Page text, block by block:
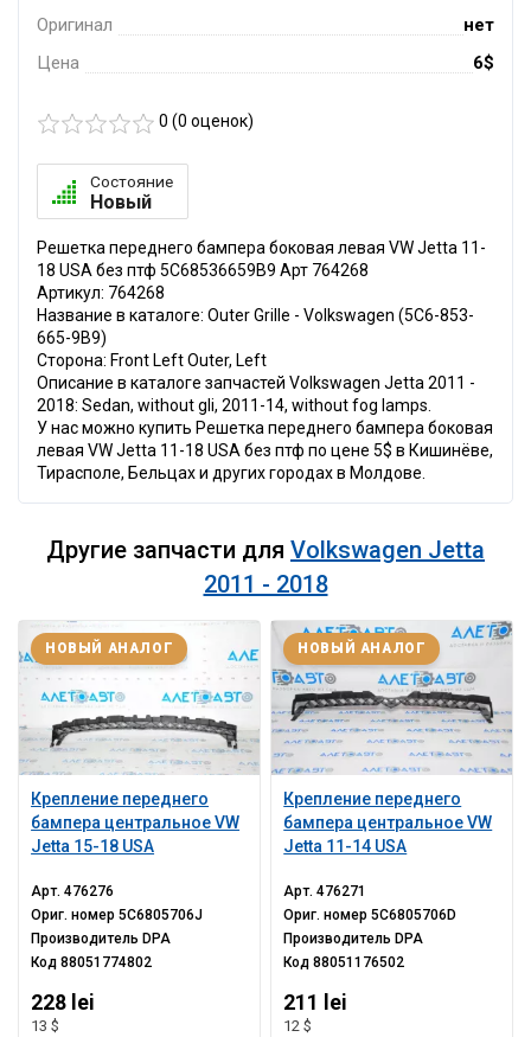
Оригинал
нет
Цена
6$
0 (0 оценок)
Состояние
Новый
Решетка переднего бампера боковая левая VW Jetta 11-
18 USA без птф 5C68536659B9 Арт 764268
Артикул: 764268
Название в каталоге: Outer Grille - Volkswagen (5C6-853-
665-9B9)
Сторона: Front Left Outer, Left
Описание в каталоге запчастей Volkswagen Jetta 2011 -
2018: Sedan, without gli, 2011-14, without fog lamps.
У нас можно купить Решетка переднего бампера боковая
левая VW Jetta 11-18 USA без птф по цене 5$ в Кишинёве,
Тирасполе, Бельцах и других городах в Молдове.
Другие запчасти для Volkswagen Jetta
2011 - 2018
Крепление переднего
бампера центральное VW
Jetta 15-18 USA
НОВЫЙ АНАЛОГ
Арт.476276
Ориг. номер5C6805706J
Производитель DPA
Код88051774802
228 lei
13 $
Крепление переднего
бампера центральное VW
Jetta 11-14 USA
НОВЫЙ АНАЛОГ
Арт.476271
Ориг. номер5C6805706D
Производитель DPA
Код88051176502
211 lei
12 $